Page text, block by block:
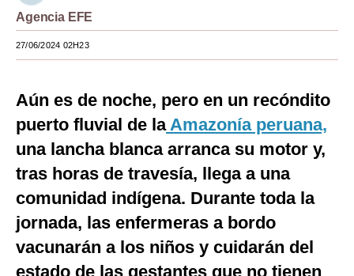
Mundo
EEUU
España
Internacional
Tecnología
Club del Suscriptor
Mix
Agencia EFE
27/06/2024 02H23
Aún es de noche, pero en un recóndito
puerto fluvial de laAmazonía peruana,
una lancha blanca arranca su motor y,
tras horas de travesía, llega a una
comunidad indígena. Durante toda la
jornada, las enfermeras a bordo
vacunarán a los niños y cuidarán del
estado de las gestantes que no tienen